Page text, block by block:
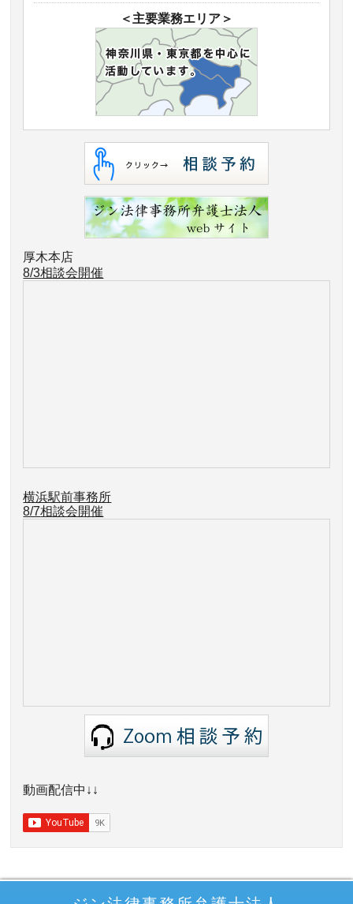
＜主要業務エリア＞
厚木本店
8/3相談会開催
横浜駅前事務所
8/7相談会開催
動画配信中↓↓